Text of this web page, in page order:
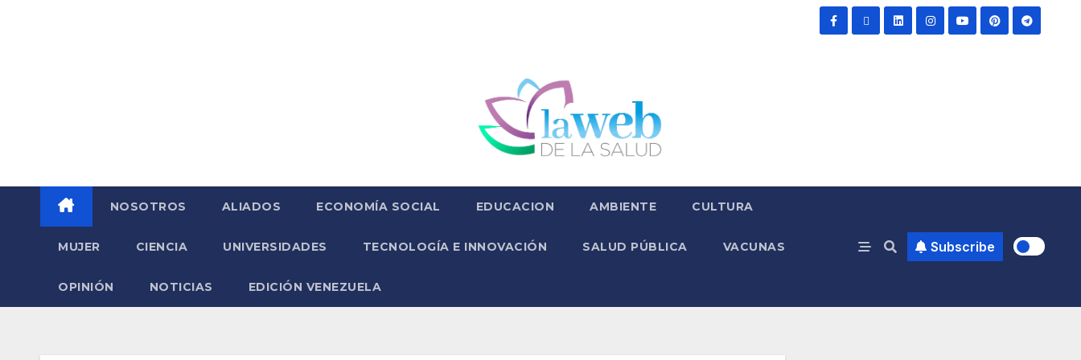
NOSOTROS ALIADOS ECONOMÍA SOCIAL EDUCACION AMBIENTE CULTURA
MUJER CIENCIA UNIVERSIDADES TECNOLOGÍA E INNOVACIÓN SALUD PÚBLICA VACUNAS
OPINIÓN NOTICIAS EDICIÓN VENEZUELA
Subscribe